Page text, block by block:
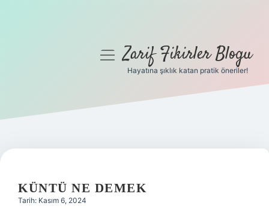
Gizlilik Politikası
Yasal Uyarı
menüyüZarif Fikirler Blogu
Hayatına şıklık katan pratik öneriler!
KÜNTÜ NE DEMEK
Tarih: Kasım 6, 2024